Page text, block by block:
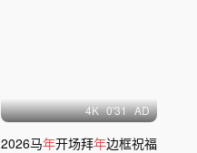
4K 0'31 AD
2026马年开场拜年边框祝福